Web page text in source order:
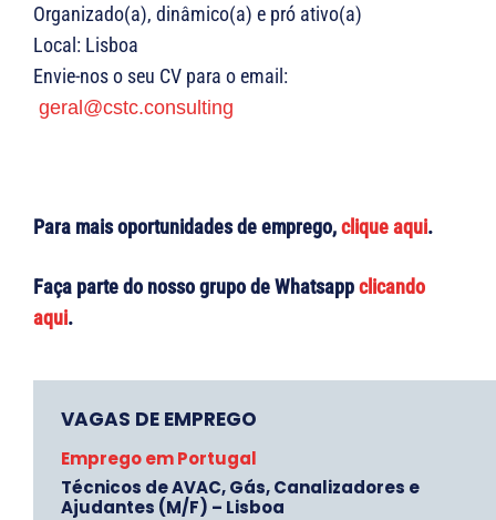
Organizado(a), dinâmico(a) e pró ativo(a)
Local: Lisboa
Envie-nos o seu CV para o email:
geral@cstc.consulting
Para mais oportunidades de emprego,clique aqui.
Faça parte do nosso grupo de Whatsappclicando
aqui.
VAGAS DE EMPREGO
Emprego em Portugal
Técnicos de AVAC, Gás, Canalizadores e
Ajudantes (M/F) – Lisboa